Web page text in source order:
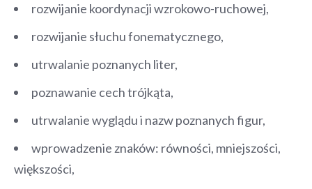
rozwijanie koordynacji wzrokowo-ruchowej,
rozwijanie słuchu fonematycznego,
utrwalanie poznanych liter,
poznawanie cech trójkąta,
utrwalanie wyglądu i nazw poznanych figur,
wprowadzenie znaków: równości, mniejszości,
większości,